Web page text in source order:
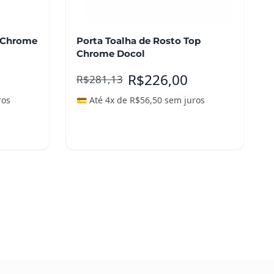
Porta Toalha de Rosto Top
Chrome Docol
R$281,13 R$226,00
💳 Até 4x de R$56,50sem juros